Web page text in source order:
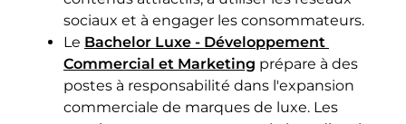
sociaux et à engager les consommateurs.
Le Bachelor Luxe - Développement
Commercial et Marketing prépare à des
postes à responsabilité dans l'expansion
commerciale de marques de luxe. Les